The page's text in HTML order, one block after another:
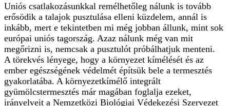
Uniós csatlakozásunkkal remélhetőleg nálunk is tovább
erősödik a talajok pusztulása elleni küzdelem, annál is
inkább, mert e tekintetben mi még jobban állunk, mint sok
európai uniós tagország. Azaz nálunk még van mit
megőrizni is, nemcsak a pusztulót próbálhatjuk menteni.
A törekvés lényege, hogy a környezet kímélését és az
ember egészségének védelmét építsük bele a termesztés
gyakorlatába. A környezetkímélő integrált
gyümölcstermesztés már magában foglalja ezeket,
irányelveit a Nemzetközi Biológiai Védekezési Szervezet